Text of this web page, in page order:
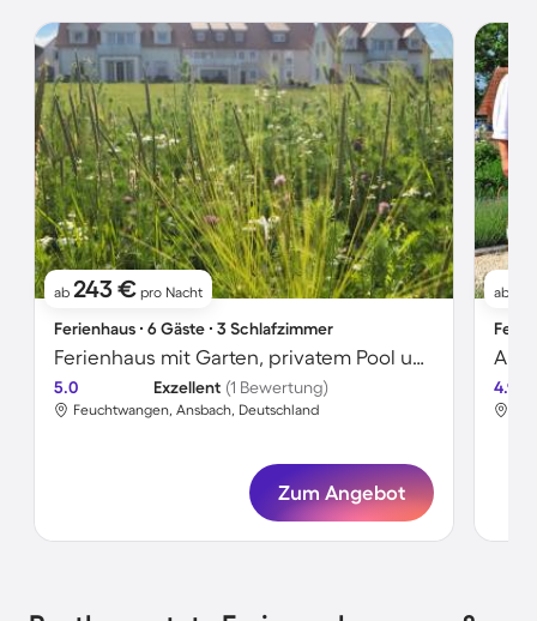
ab 243 € pro Nacht
Ferienhaus ∙ 6 Gäste ∙ 3 Schlafzimmer
Ferienhaus mit Garten, privatem Pool und Sauna
5.0 Exzellent (1 Bewertung)
Feuchtwangen, Ansbach, Deutschland
Zum Angebot
ab
4.9